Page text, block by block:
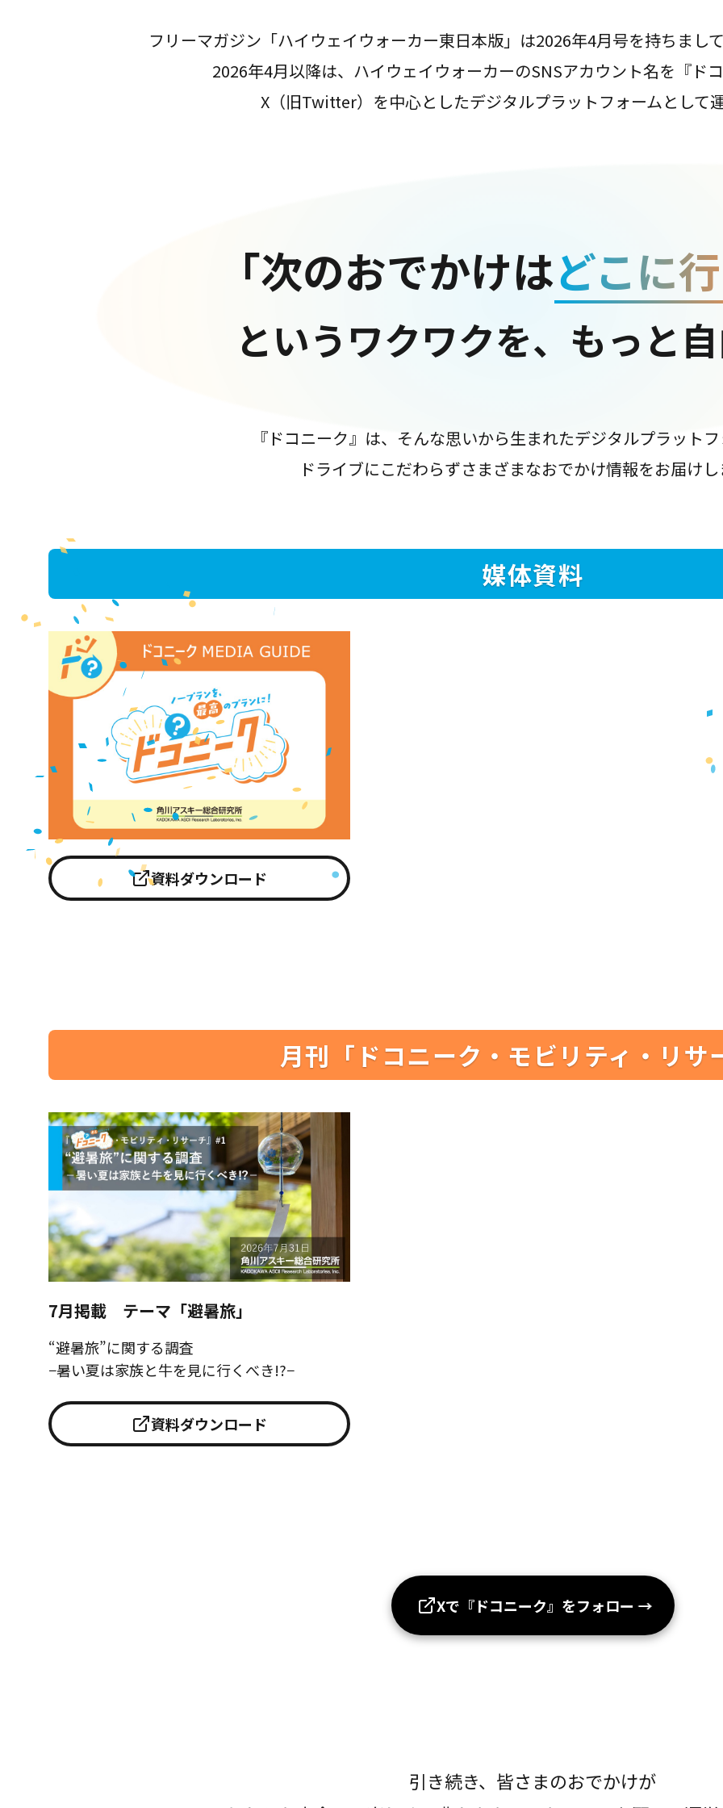
フリーマガジン「ハイウェイウォーカー東日本版」は2026年4月号を持ちまし
2026年4月以降は、ハイウェイウォーカーのSNSアカウント名を『ド
X（旧Twitter）を中心としたデジタルプラットフォームとして
「次のおでかけはどこに
というワクワクを、もっと
『ドコニーク』は、そんな思いから生まれたデジタルプラット
ドライブにこだわらずさまざまなおでかけ情報をお届け
媒体資料
資料ダウンロード
月刊「ドコニーク・モビリティ・リサ
7月掲載 テーマ「避暑旅」
“避暑旅”に関する調査
−暑い夏は家族と牛を見に行くべき!?−
資料ダウンロード
Xで『ドコニーク』をフォロー →
引き続き、皆さまのおでかけが